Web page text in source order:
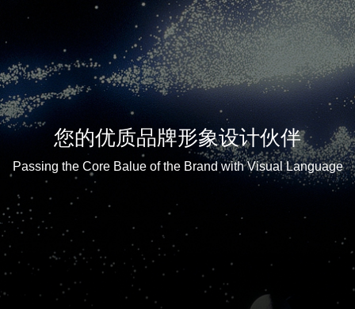
您的优质品牌形象设计伙伴
Passing the Core Balue of the Brand with Visual Language